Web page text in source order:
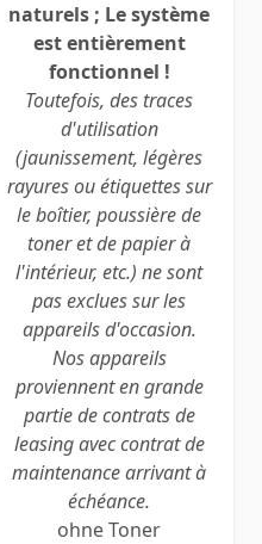
naturels ; Le système
est entièrement
fonctionnel !
Toutefois, des traces
d'utilisation
(jaunissement, légères
rayures ou étiquettes sur
le boîtier, poussière de
toner et de papier à
l'intérieur, etc.) ne sont
pas exclues sur les
appareils d'occasion.
Nos appareils
proviennent en grande
partie de contrats de
leasing avec contrat de
maintenance arrivant à
échéance.
ohne Toner